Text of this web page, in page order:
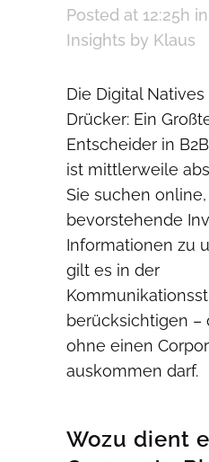
Posted at 12:25h in
Insights by Klaus
Die Digital
Drücker: Ein
Entscheider in
ist mittlerweile
Sie suchen
bevorstehende
Informationen zu
gilt es in der
berücksichtigen –
ohne einen
auskommen darf.
Wozu dient